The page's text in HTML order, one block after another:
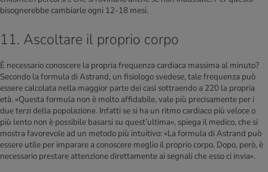
bisognerebbe cambiarle ogni 12-18 mesi.
11. Ascoltare il proprio corpo
È necessario conoscere la propria frequenza cardiaca massima al minuto?
Secondo la formula di Astrand, un fisiologo svedese, tale frequenza può
essere calcolata nella maggior parte dei casi sottraendo a 220 la propria
età. «Questa formula non è molto affidabile, vale più precisamente per i
due terzi della popolazione. Infatti se si ha un ritmo cardiaco più veloce o
più lento non è possibile basarsi su quest’ultima», spiega il medico, che si
mostra favorevole ad un metodo più intuitivo: «La formula di Astrand può
essere utile per imparare a conoscere meglio il proprio corpo. Dopo, però, è
necessario prestare attenzione direttamente ai segnali che esso ci invia».